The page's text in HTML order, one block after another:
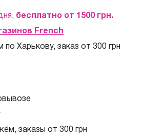
бесплатно от 1500 грн.
French
по Харькову, заказ от 300 грн
заказы от 300 грн